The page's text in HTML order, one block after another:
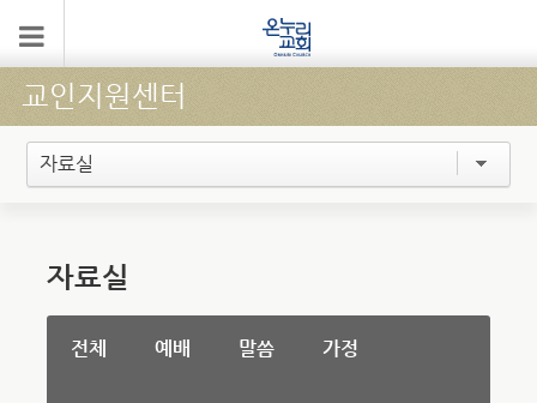
교인지원센터
자료실
자료실
전체 예배 말씀 가정